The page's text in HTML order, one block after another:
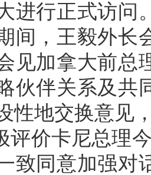
进行正式访问
间，王毅外长
见加拿大前总
伙伴关系及共
性地交换意见
评价卡尼总理
致同意加强对